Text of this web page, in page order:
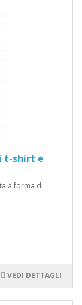
t-shirt e
a forma di
VEDI DETTAGLI